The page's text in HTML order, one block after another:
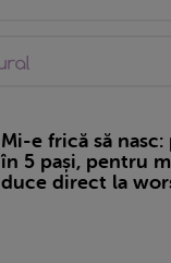
Mi-e frică să
în 5 pași, pentru
duce direct la